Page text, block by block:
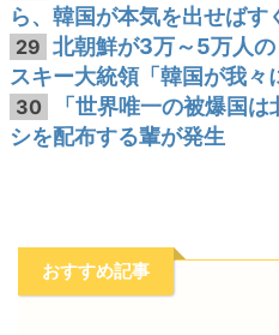
ら、韓国が本気を出せばす
29 北朝鮮が3万～5万人
スキー大統領「韓国が我々
30
「世界唯一の被爆国
シを配布する輩が発生
おすすめ記事